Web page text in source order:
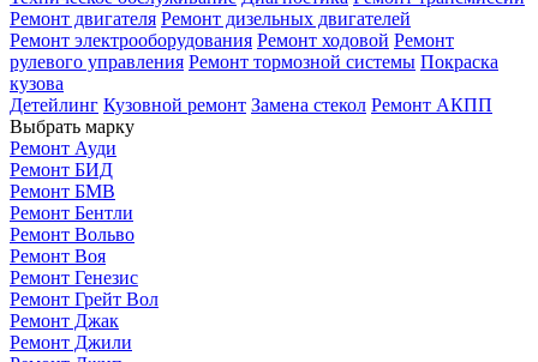
Ремонт двигателя Ремонт дизельных двигателей
Ремонт электрооборудования Ремонт ходовой Ремонт
рулевого управления Ремонт тормозной системы Покраска
кузова
Детейлинг Кузовной ремонт Замена стекол Ремонт АКПП
Выбрать марку
Ремонт Ауди
Ремонт БИД
Ремонт БМВ
Ремонт Бентли
Ремонт Вольво
Ремонт Воя
Ремонт Генезис
Ремонт Грейт Вол
Ремонт Джак
Ремонт Джили